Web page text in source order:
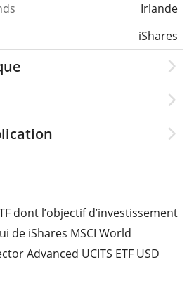
Irlande
iShares
dont l’objectif d’investissement
de iShares MSCI World
Advanced UCITS ETF USD